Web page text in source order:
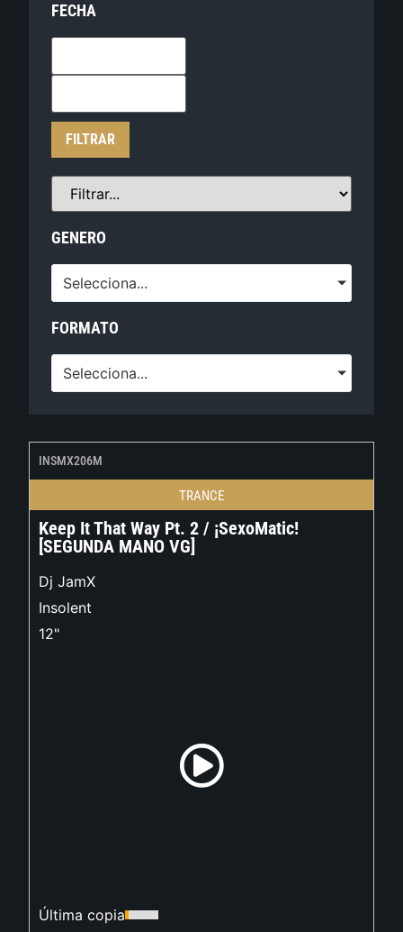
FECHA
FILTRAR
GENERO
Selecciona...
FORMATO
Selecciona...
INSMX206M
TRANCE
Keep It That Way Pt. 2 / ¡SexoMatic!
[SEGUNDA MANO VG]
Dj JamX
Insolent
12"
Última copia